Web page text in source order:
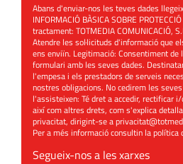
Abans d'enviar-nos les teves dades
INFORMACIÓ BÀSICA SOBRE
tractament: TOTMEDIA COMUNICACIÓ,
Atendre les sol·licituds d'informació que
ens enviïn. Legitimació: Consentiment
formulari amb les seves dades.
l'empesa i els prestadors de serveis
nostres obligacions. No cedirem les
l'assisteixen: Té dret a accedir, rectificar
així com altres drets, com s'explica
privacitat, dirigint-se a
Per a més informació consultin lapolítica
Segueix-nos a les xarxes